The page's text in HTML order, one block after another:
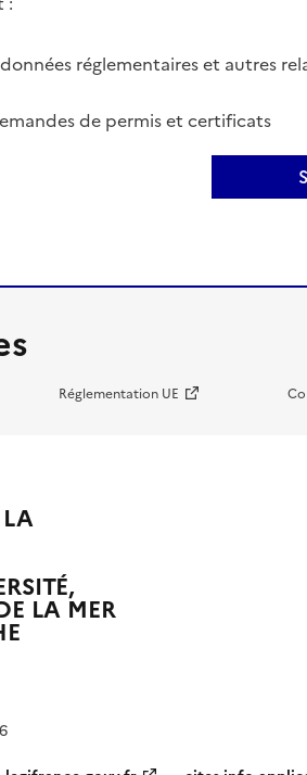
réglementaires et autres
de permis et certificats
Réglementation UE
LA MER